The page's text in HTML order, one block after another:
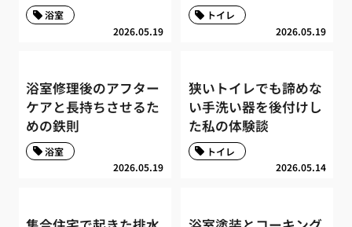
2026.05.19
浴室
2026.05.19
トイレ
浴室修理後のアフター
ケアと長持ちさせるた
めの鉄則
2026.05.19
浴室
狭いトイレでも諦めな
い手洗い器を後付けし
た私の体験談
2026.05.14
トイレ